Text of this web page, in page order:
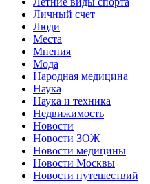
Личный счет
Люди
Места
Мнения
Мода
Народная медицина
Наука
Наука и техника
Недвижимость
Новости
Новости ЗОЖ
Новости медицины
Новости Москвы
Новости путешествий